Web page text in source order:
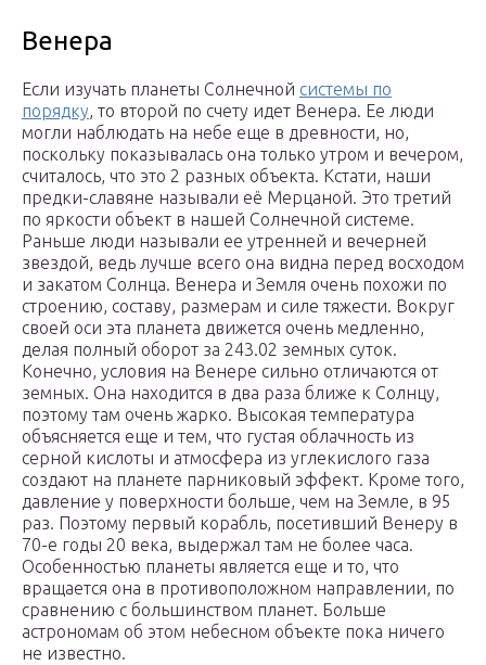
Венера
Если изучать планеты Солнечной системы по
порядку, то второй по счету идет Венера. Ее люди
могли наблюдать на небе еще в древности, но,
поскольку показывалась она только утром и вечером,
считалось, что это 2 разных объекта. Кстати, наши
предки-славяне называли её Мерцаной. Это третий
по яркости объект в нашей Солнечной системе.
Раньше люди называли ее утренней и вечерней
звездой, ведь лучше всего она видна перед восходом
и закатом Солнца. Венера и Земля очень похожи по
строению, составу, размерам и силе тяжести. Вокруг
своей оси эта планета движется очень медленно,
делая полный оборот за 243.02 земных суток.
Конечно, условия на Венере сильно отличаются от
земных. Она находится в два раза ближе к Солнцу,
поэтому там очень жарко. Высокая температура
объясняется еще и тем, что густая облачность из
серной кислоты и атмосфера из углекислого газа
создают на планете парниковый эффект. Кроме того,
давление у поверхности больше, чем на Земле, в 95
раз. Поэтому первый корабль, посетивший Венеру в
70-е годы 20 века, выдержал там не более часа.
Особенностью планеты является еще и то, что
вращается она в противоположном направлении, по
сравнению с большинством планет. Больше
астрономам об этом небесном объекте пока ничего
не известно.